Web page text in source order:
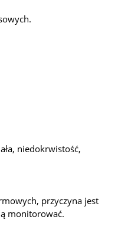
niedokrwistość,
przyczyna jest
monitorować.